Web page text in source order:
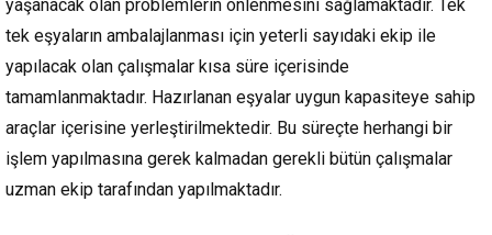
yaşanacak olan problemlerin önlenmesini sağlamaktadır. Tek
tek eşyaların ambalajlanması için yeterli sayıdaki ekip ile
yapılacak olan çalışmalar kısa süre içerisinde
tamamlanmaktadır. Hazırlanan eşyalar uygun kapasiteye sahip
araçlar içerisine yerleştirilmektedir. Bu süreçte herhangi bir
işlem yapılmasına gerek kalmadan gerekli bütün çalışmalar
uzman ekip tarafından yapılmaktadır.